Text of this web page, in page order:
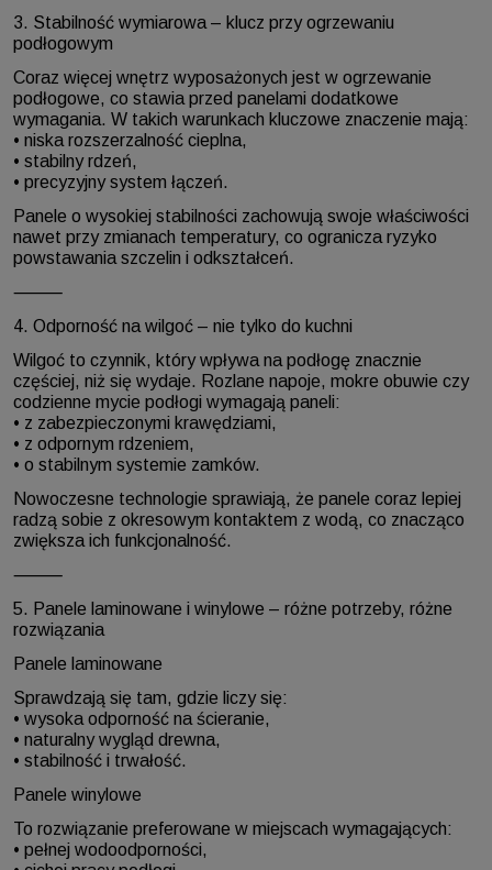
3. Stabilność wymiarowa – klucz przy ogrzewaniu
podłogowym
Coraz więcej wnętrz wyposażonych jest w ogrzewanie
podłogowe, co stawia przed panelami dodatkowe
wymagania. W takich warunkach kluczowe znaczenie mają:
• niska rozszerzalność cieplna,
• stabilny rdzeń,
• precyzyjny system łączeń.
Panele o wysokiej stabilności zachowują swoje właściwości
nawet przy zmianach temperatury, co ogranicza ryzyko
powstawania szczelin i odkształceń.
⸻
4. Odporność na wilgoć – nie tylko do kuchni
Wilgoć to czynnik, który wpływa na podłogę znacznie
częściej, niż się wydaje. Rozlane napoje, mokre obuwie czy
codzienne mycie podłogi wymagają paneli:
• z zabezpieczonymi krawędziami,
• z odpornym rdzeniem,
• o stabilnym systemie zamków.
Nowoczesne technologie sprawiają, że panele coraz lepiej
radzą sobie z okresowym kontaktem z wodą, co znacząco
zwiększa ich funkcjonalność.
⸻
5. Panele laminowane i winylowe – różne potrzeby, różne
rozwiązania
Panele laminowane
Sprawdzają się tam, gdzie liczy się:
• wysoka odporność na ścieranie,
• naturalny wygląd drewna,
• stabilność i trwałość.
Panele winylowe
To rozwiązanie preferowane w miejscach wymagających:
• pełnej wodoodporności,